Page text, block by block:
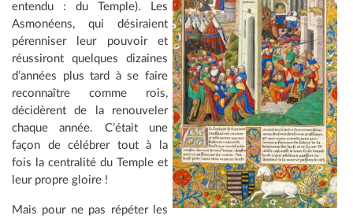
entendu : du Temple). Les
Asmonéens, qui désiraient
pérenniser leur pouvoir et
réussiront quelques dizaines
d’années plus tard à se faire
reconnaître comme rois,
décidèrent de la renouveler
chaque année. C’était une
façon de célébrer tout à la
fois la centralité du Temple et
leur propre gloire !
Mais pour ne pas répéter les